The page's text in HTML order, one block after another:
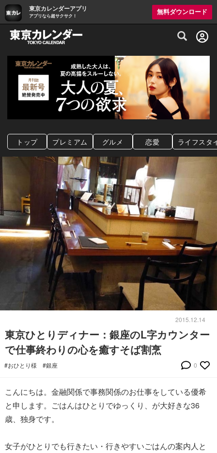
東京カレンダーアプリ
アプリなら超サクサク！
無料ダウンロード
グルメ情報・プレミアムレストラン予約
トップ プレミアム グルメ 恋愛 ライフスタ
2015.12.14
東京ひとりディナー：銀座のL字カウンター
で仕事終わりの心を癒すそば割烹
#おひとり様 #銀座 0
こんにちは。金融関係で事務関係のお仕事をしている優希
と申します。ごはんはひとりでゆっくり、が大好きな36
歳、独身です。
女子がひとりでも行きたい・行きやすいごはんの案内人と